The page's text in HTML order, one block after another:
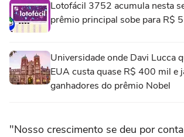
Lotofácil 3752 acumula nesta
prêmio principal sobe para R$
Universidade onde Davi Lucca
EUA custa quase R$ 400 mil e
ganhadores do prêmio Nobel
"Nosso crescimento se deu por